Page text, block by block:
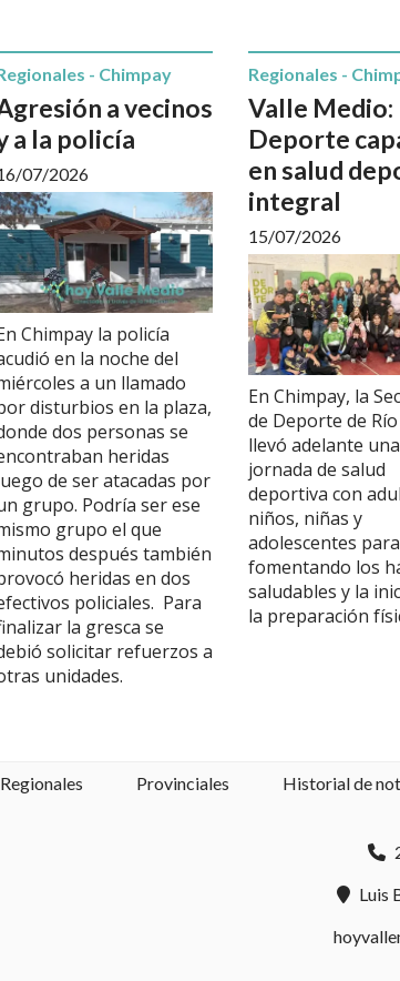
a vecinos
a la policía
- Chimpay
07/2026
Chimpay la policía
en la noche del
a un llamado
disturbios en la plaza,
dos personas se
heridas
de ser atacadas por
grupo. Podría ser ese
grupo el que
después también
heridas en dos
policiales. Para
la gresca se
solicitar refuerzos a
unidades.
Valle Medio:
Deporte
en salud
integral
Regionales -
15/07/2026
En Chimpay, la
de Deporte de
llevó adelante
jornada de salud
deportiva con
niños, niñas y
adolescentes
fomentando los
saludables y la
la preparación
Regionales Provinciales Historial de
Luis